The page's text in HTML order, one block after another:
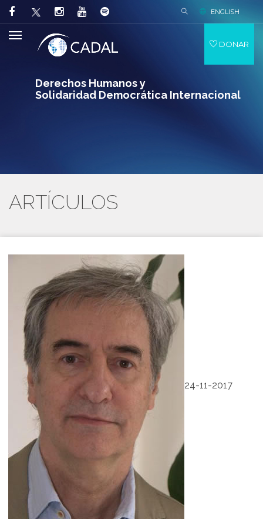
Derechos Humanos y
Solidaridad Democrática Internacional
ENGLISH
DONAR
ARTÍCULOS
24-11-2017